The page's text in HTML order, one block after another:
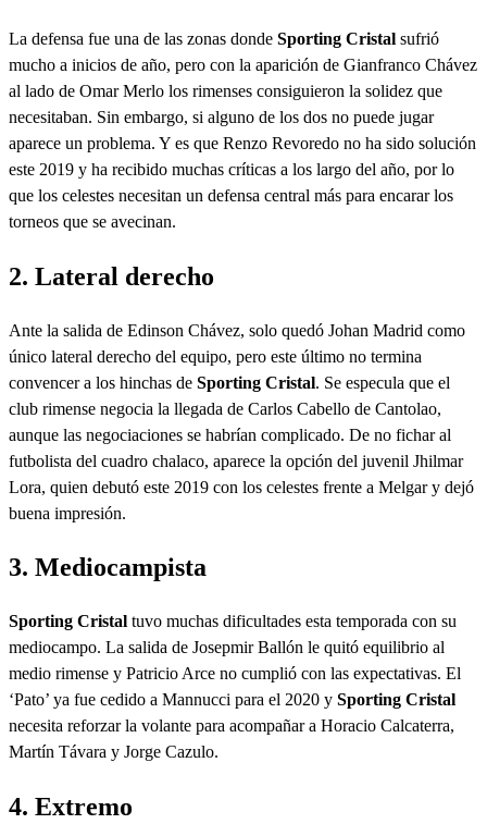
La defensa fue una de las zonas donde Sporting Cristal sufrió
mucho a inicios de año, pero con la aparición de Gianfranco Chávez
al lado de Omar Merlo los rimenses consiguieron la solidez que
necesitaban. Sin embargo, si alguno de los dos no puede jugar
aparece un problema. Y es que Renzo Revoredo no ha sido solución
este 2019 y ha recibido muchas críticas a los largo del año, por lo
que los celestes necesitan un defensa central más para encarar los
torneos que se avecinan.
2. Lateral derecho
Ante la salida de Edinson Chávez, solo quedó Johan Madrid como
único lateral derecho del equipo, pero este último no termina
convencer a los hinchas de Sporting Cristal. Se especula que el
club rimense negocia la llegada de Carlos Cabello de Cantolao,
aunque las negociaciones se habrían complicado. De no fichar al
futbolista del cuadro chalaco, aparece la opción del juvenil Jhilmar
Lora, quien debutó este 2019 con los celestes frente a Melgar y dejó
buena impresión.
3. Mediocampista
Sporting Cristal tuvo muchas dificultades esta temporada con su
mediocampo. La salida de Josepmir Ballón le quitó equilibrio al
medio rimense y Patricio Arce no cumplió con las expectativas. El
‘Pato’ ya fue cedido a Mannucci para el 2020 y Sporting Cristal
necesita reforzar la volante para acompañar a Horacio Calcaterra,
Martín Távara y Jorge Cazulo.
4. Extremo